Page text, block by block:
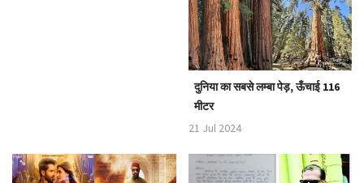
दुनिया का सबसे लम्बा पेड़, ऊँचाई 116
मीटर
21 Jul 2024